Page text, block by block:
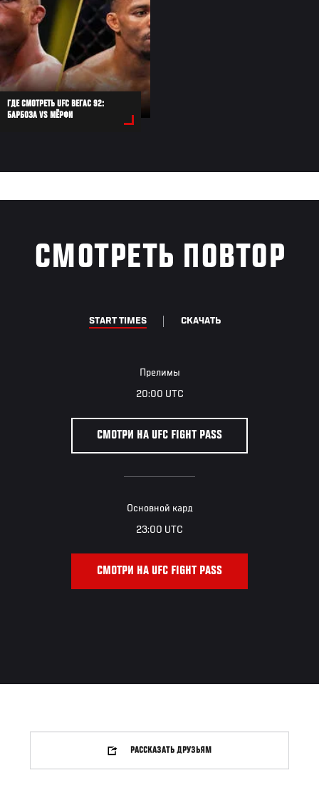
ГДЕ СМОТРЕТЬ UFC ВЕГАС 92:
БАРБОЗА VS МЁРФИ
СМОТРЕТЬ ПОВТОР
START TIMES СКАЧАТЬ
Прелимы
20:00 UTC
СМОТРИ НА UFC FIGHT PASS
Основной кард
23:00 UTC
СМОТРИ НА UFC FIGHT PASS
РАССКАЗАТЬ ДРУЗЬЯМ